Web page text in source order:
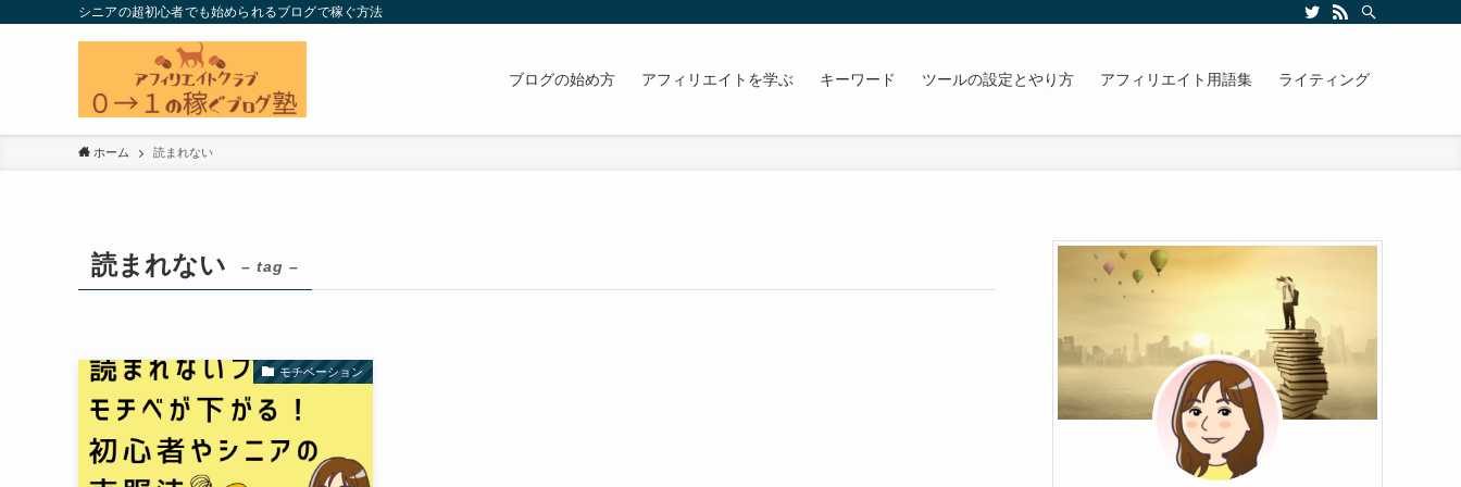
シニアの超初心者でも始められるブログで稼ぐ方法
ブログの始め方 アフィリエイトを学ぶ キーワード ツールの設定とやり方 アフィリエイト用語集 ライティング
ホーム 読まれない
読まれない – tag –
モチベーション